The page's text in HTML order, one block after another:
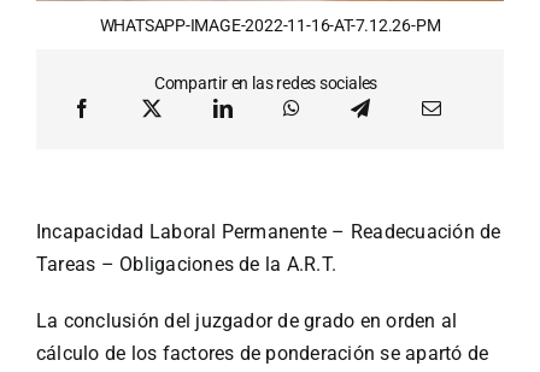
WHATSAPP-IMAGE-2022-11-16-AT-7.12.26-PM
Compartir en las redes sociales
Incapacidad Laboral Permanente – Readecuación de
Tareas – Obligaciones de la A.R.T.
La conclusión del juzgador de grado en orden al
cálculo de los factores de ponderación se apartó de